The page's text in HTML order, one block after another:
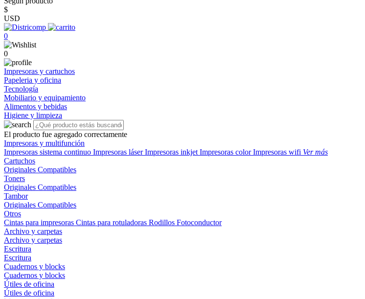
$
USD
0
0
Impresoras y cartuchos
Papeleria y oficina
Tecnología
Mobiliario y equipamiento
Alimentos y bebidas
Higiene y limpieza
El producto fue agregado correctamente
Impresoras y multifunción
Impresoras sistema continuo Impresoras láserImpresoras inkjet Impresoras colorImpresoras wifi Ver más
Cartuchos
Originales Compatibles
Toners
Originales Compatibles
Tambor
Originales Compatibles
Otros
Cintas para impresoras Cintas para rotuladoras Rodillos Fotoconductor
Archivo y carpetas
Archivo y carpetas
Escritura
Escritura
Cuadernos y blocks
Cuadernos y blocks
Útiles de oficina
Útiles de oficina